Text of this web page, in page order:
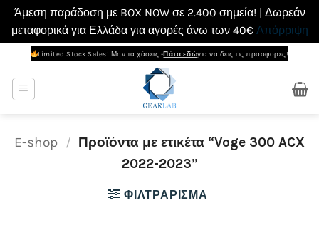
Άμεση παράδοση με BOX NOW σε 2.400 σημεία! | Δωρεάν
μεταφορικά για Ελλάδα για αγορές άνω των 40€ Απόρριψη
Μετάβαση
περιεχόμενο
Limited Stock Sales! Μην τα χάσεις -Πάτα εδώγια να δεις τις προσφορές!
E-shop / Προϊόντα με ετικέτα “Voge 300 ACX
2022-2023”
ΦΙΛΤΡΆΡΙΣΜΑ